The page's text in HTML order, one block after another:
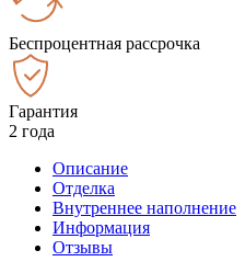
Беспроцентная рассрочка
Гарантия
2 года
Описание
Отделка
Внутреннее наполнение
Информация
Отзывы